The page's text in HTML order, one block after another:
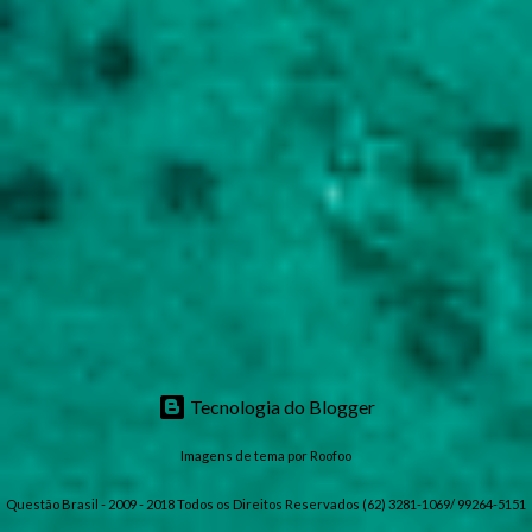
Tecnologia do Blogger
Imagens de tema por Roofoo
Questão Brasil - 2009 - 2018 Todos os Direitos Reservados (62) 3281-1069/ 99264-5151